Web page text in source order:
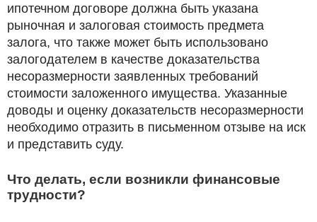
ипотечном договоре должна быть указана
рыночная и залоговая стоимость предмета
залога, что также может быть использовано
залогодателем в качестве доказательства
несоразмерности заявленных требований
стоимости заложенного имущества. Указанные
доводы и оценку доказательств несоразмерности
необходимо отразить в письменном отзыве на иск
и представить суду.
Что делать, если возникли финансовые
трудности?